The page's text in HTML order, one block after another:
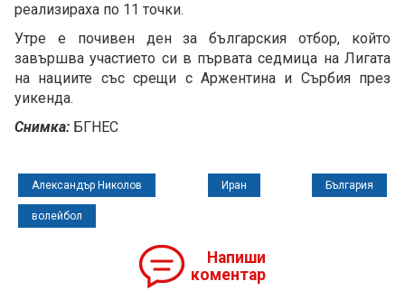
реализираха по 11 точки.
Утре е почивен ден за българския отбор, който
завършва участието си в първата седмица на Лигата
на нациите със срещи с Аржентина и Сърбия през
уикенда.
Снимка: БГНЕС
Александър Николов Иран България
волейбол
Напиши
коментар